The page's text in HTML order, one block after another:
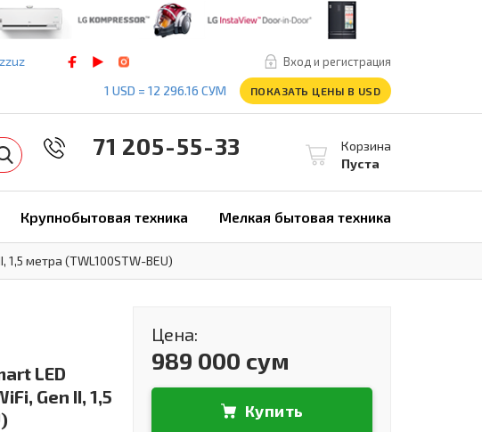
Вход и регистрация
1 USD = 12 296.16 СУМ
ПОКАЗАТЬ ЦЕНЫ В USD
Корзина
Пуста
71 205-55-33
Крупнобытовая техника Мелкая бытовая техника
1,5 метра (TWL100STW-BEU)
LED
Gen II, 1,5
Цена:
989 000 сум
Купить